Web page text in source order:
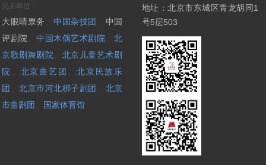
兄弟单位：
大眼睛票务 、中国杂技团
中国
评剧院 、中国木偶艺术剧院 、北
京歌剧舞剧院
北京儿童艺术剧
院
北京曲艺团
北京民族乐
团 、北京市河北梆子剧团
北京
市曲剧团
国家体育馆
地址：北京市东城区青龙胡同1
号5层503